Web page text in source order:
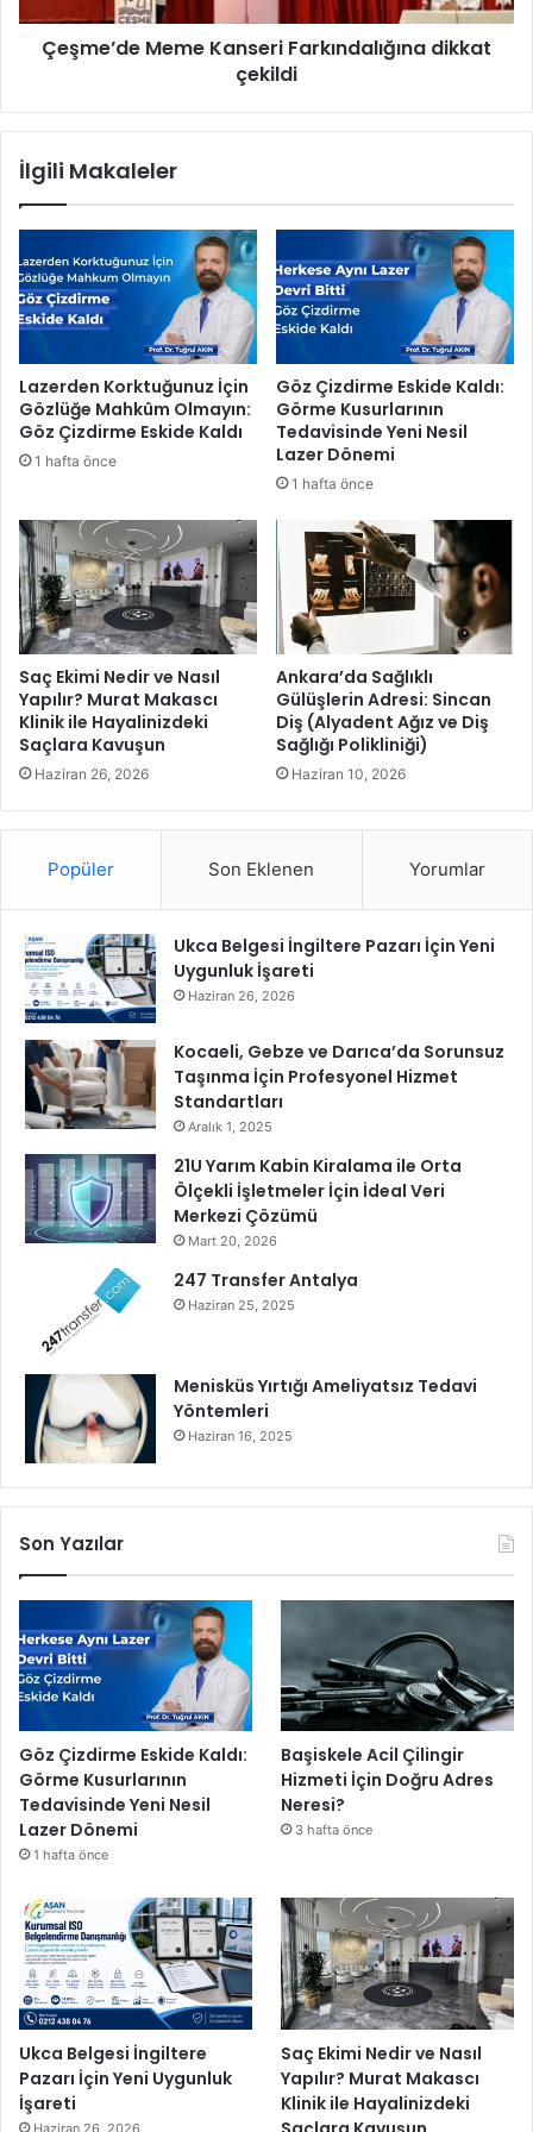
e
m
r
e
d
i
e
s
i
K
ü
t
ü
r
E
v
i
’
n
e
z
i
M
i
F
a
ı
n
a
ı
ğ
ı
n
a
d
i
k
k
a
t
Çeşme’de Meme Kanseri Farkındalığına dikkat
çekildi
İlgili Makaleler
Lazerden Korktuğunuz İçin
Gözlüğe Mahkûm Olmayın:
Göz Çizdirme Eskide Kaldı
1 hafta önce
Göz Çizdirme Eskide Kaldı:
Görme Kusurlarının
Tedavisinde Yeni Nesil
Lazer Dönemi
1 hafta önce
Saç Ekimi Nedir ve Nasıl
Yapılır? Murat Makascı
Klinik ile Hayalinizdeki
Saçlara Kavuşun
Haziran 26, 2026
Ankara’da Sağlıklı
Gülüşlerin Adresi: Sincan
Diş (Alyadent Ağız ve Diş
Sağlığı Polikliniği)
Haziran 10, 2026
Popüler Son Eklenen Yorumlar
Ukca Belgesi İngiltere Pazarı İçin Yeni
Uygunluk İşareti
Haziran 26, 2026
Kocaeli, Gebze ve Darıca’da Sorunsuz
Taşınma İçin Profesyonel Hizmet
Standartları
Aralık 1, 2025
21U Yarım Kabin Kiralama ile Orta
Ölçekli İşletmeler İçin İdeal Veri
Merkezi Çözümü
Mart 20, 2026
247 Transfer Antalya
Haziran 25, 2025
Menisküs Yırtığı Ameliyatsız Tedavi
Yöntemleri
Haziran 16, 2025
Son Yazılar
Göz Çizdirme Eskide Kaldı:
Görme Kusurlarının
Tedavisinde Yeni Nesil
Lazer Dönemi
1 hafta önce
Başiskele Acil Çilingir
Hizmeti İçin Doğru Adres
Neresi?
3 hafta önce
Ukca Belgesi İngiltere
Pazarı İçin Yeni Uygunluk
İşareti
Haziran 26, 2026
Saç Ekimi Nedir ve Nasıl
Yapılır? Murat Makascı
Klinik ile Hayalinizdeki